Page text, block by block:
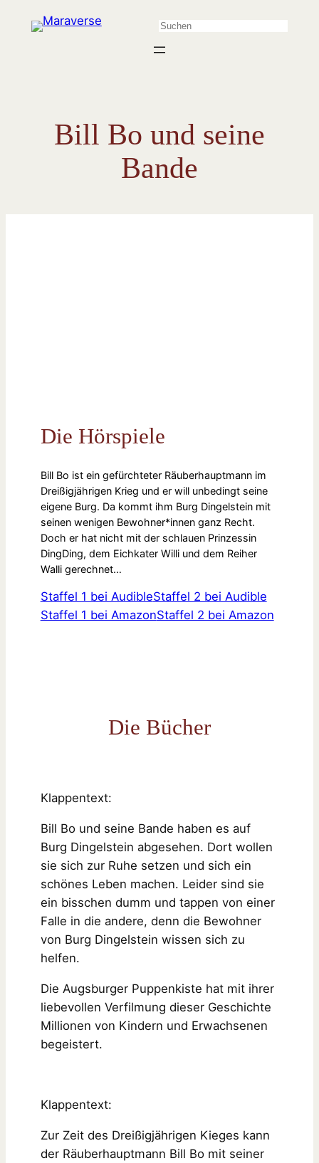
Inhalt
Suchen
Bill Bo und seine
Bande
Die Hörspiele
Bill Bo ist ein gefürchteter Räuberhauptmann im
Dreißigjährigen Krieg und er will unbedingt seine
eigene Burg. Da kommt ihm Burg Dingelstein mit
seinen wenigen Bewohner*innen ganz Recht.
Doch er hat nicht mit der schlauen Prinzessin
DingDing, dem Eichkater Willi und dem Reiher
Walli gerechnet…
Staffel 1 bei AudibleStaffel 2 bei Audible
Staffel 1 bei AmazonStaffel 2 bei Amazon
Die Bücher
Klappentext:
Bill Bo und seine Bande haben es auf
Burg Dingelstein abgesehen. Dort wollen
sie sich zur Ruhe setzen und sich ein
schönes Leben machen. Leider sind sie
ein bisschen dumm und tappen von einer
Falle in die andere, denn die Bewohner
von Burg Dingelstein wissen sich zu
helfen.
Die Augsburger Puppenkiste hat mit ihrer
liebevollen Verfilmung dieser Geschichte
Millionen von Kindern und Erwachsenen
begeistert.
Klappentext:
Zur Zeit des Dreißigjährigen Kieges kann
der Räuberhauptmann Bill Bo mit seiner